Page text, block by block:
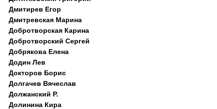
Дмитирев Егор
Дмитревская Марина
Добротворская Карина
Добротворский Сергей
Добрякова Елена
Додин Лев
Докторов Борис
Долгачев Вячеслав
Должанский Р.
Долинина Кира